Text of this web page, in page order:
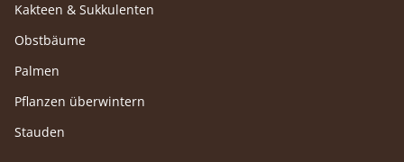
Kakteen & Sukkulenten
Obstbäume
Palmen
Pflanzen überwintern
Stauden